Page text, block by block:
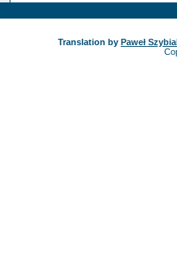
Translation by Paweł